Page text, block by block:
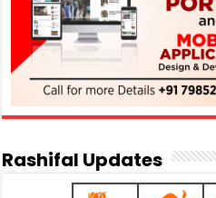
Rashifal Updates